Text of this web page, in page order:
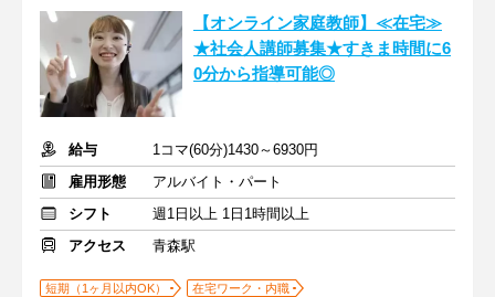
【オンライン家庭教師】≪在宅≫
★社会人講師募集★すきま時間に6
0分から指導可能◎
給与
1コマ(60分)1430～6930円
雇用形態
アルバイト・パート
シフト
週1日以上 1日1時間以上
アクセス
青森駅
短期（1ヶ月以内OK）
在宅ワーク・内職